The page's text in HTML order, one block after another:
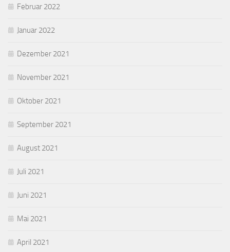
Februar 2022
Januar 2022
Dezember 2021
November 2021
Oktober 2021
September 2021
August 2021
Juli 2021
Juni 2021
Mai 2021
April 2021